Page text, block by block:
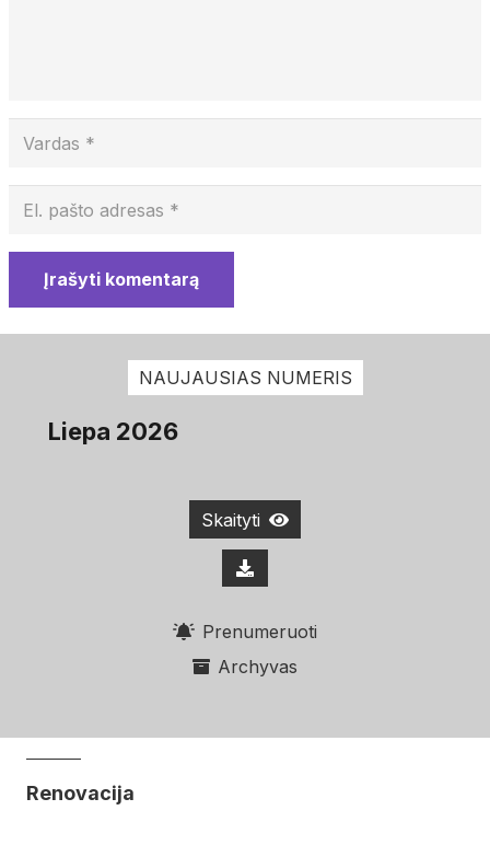
Įrašyti komentarą
NAUJAUSIAS NUMERIS
Liepa 2026
Skaityti
Prenumeruoti
Archyvas
Renovacija